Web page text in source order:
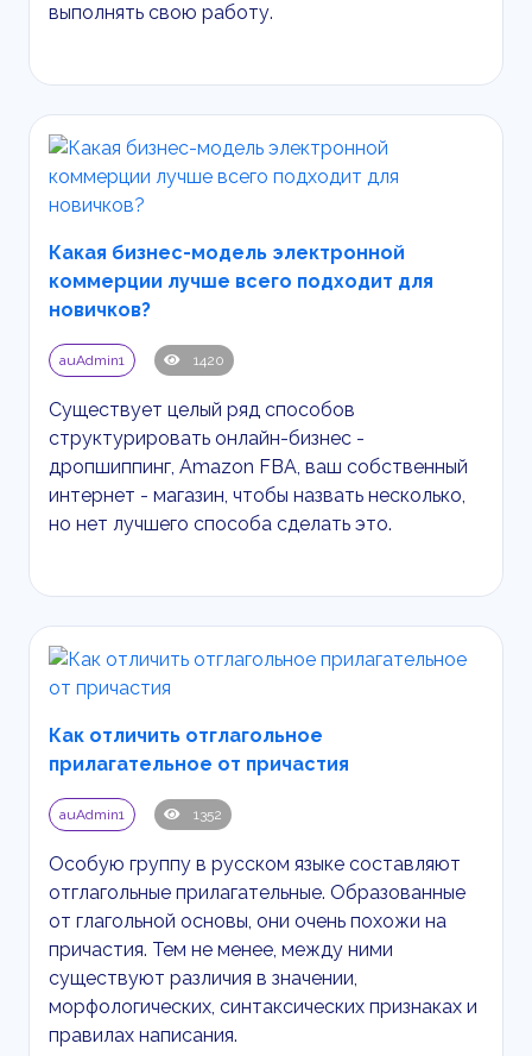
выполнять свою работу.
Какая бизнес-модель электронной
коммерции лучше всего подходит для
новичков?
auAdmin1 1420
Существует целый ряд способов
структурировать онлайн-бизнес -
дропшиппинг, Amazon FBA, ваш собственный
интернет - магазин, чтобы назвать несколько,
но нет лучшего способа сделать это.
Как отличить отглагольное
прилагательное от причастия
auAdmin1 1352
Особую группу в русском языке составляют
отглагольные прилагательные. Образованные
от глагольной основы, они очень похожи на
причастия. Тем не менее, между ними
существуют различия в значении,
морфологических, синтаксических признаках и
правилах написания.